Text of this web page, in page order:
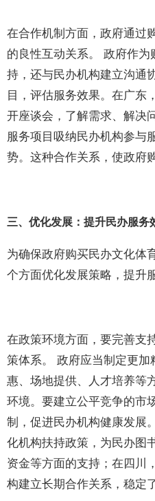
在合作机制方面，政府通过
的良性互动关系。 政府作
持，还与民办机构建立沟通
目，评估服务效果。在广东
开座谈会，了解需求、解决
服务项目吸纳民办机构参与
势。这种合作关系，使政府
三、优化发展：提升民办服务
为确保政府购买民办文化体
个方面优化发展策略，提升
在政策环境方面，要完善支
策体系。 政府应当制定更
惠、场地提供、人才培养等
环境。要建立公平竞争的市
制，促进民办机构健康发展
化机构扶持政策，为民办图
资金等方面的支持；在四川
构建立长期合作关系，稳定